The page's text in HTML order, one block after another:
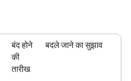
बंद होने
की
तारीख
बदले जाने का सुझाव